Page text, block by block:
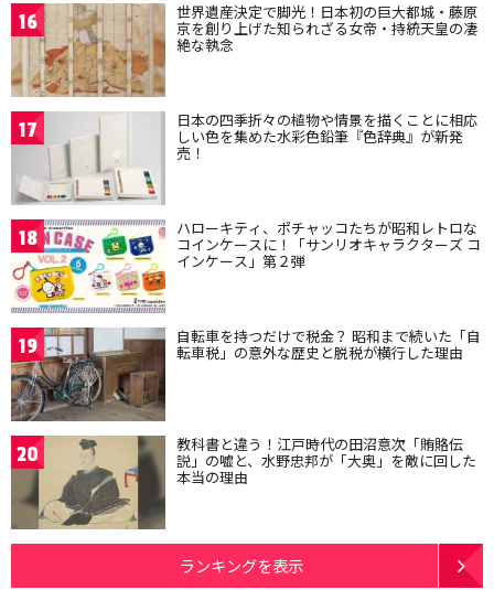
16 世界遺産決定で脚光！日本初の巨大都城・藤原
京を創り上げた知られざる女帝・持統天皇の凄
絶な執念
17 日本の四季折々の植物や情景を描くことに相応
しい色を集めた水彩色鉛筆『色辞典』が新発
売！
18 ハローキティ、ポチャッコたちが昭和レトロな
コインケースに！「サンリオキャラクターズ コ
インケース」第２弾
19 自転車を持つだけで税金？ 昭和まで続いた「自
転車税」の意外な歴史と脱税が横行した理由
20 教科書と違う！江戸時代の田沼意次「賄賂伝
説」の嘘と、水野忠邦が「大奥」を敵に回した
本当の理由
ランキングを表示